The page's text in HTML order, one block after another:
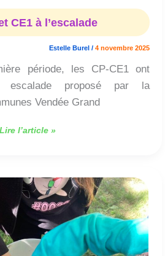
CE1 à l’escalade
Estelle Burel / 4 novembre 2025
période, les CP-CE1 ont
escalade proposé par la
Vendée Grand
Lire l’article »
Classe
découverte,
jour